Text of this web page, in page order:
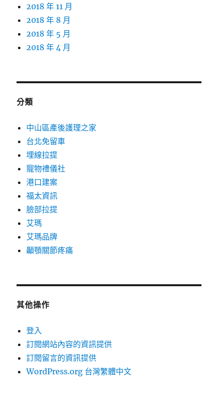
2018 年 11 月
2018 年 8 月
2018 年 5 月
2018 年 4 月
分類
中山區產後護理之家
台北免留車
埋線拉提
寵物禮儀社
港口建案
福太資訊
臉部拉提
艾瑪
艾瑪品牌
顳顎關節疼痛
其他操作
登入
訂閱網站內容的資訊提供
訂閱留言的資訊提供
WordPress.org 台灣繁體中文